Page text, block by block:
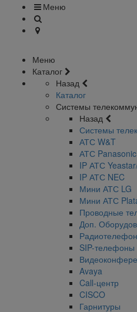
Меню
Меню
Каталог
Назад
Каталог
Системы
Назад
Системы
АТС W&T
АТС Panasonic
IP АТС
IP АТС NEC
Мини АТС LG
Мини АТС
Проводные
Доп.
SIP-телефоны
Avaya
Call-центр
CISCO
Гарнитуры